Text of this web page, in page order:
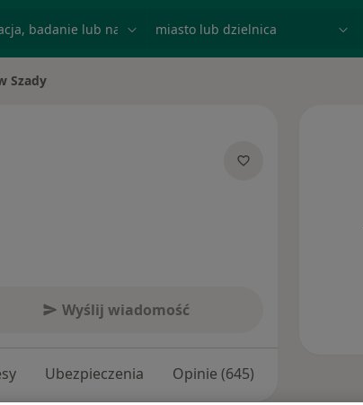
Szady
Wyślij wiadomość
Ubezpieczenia Opinie (645)